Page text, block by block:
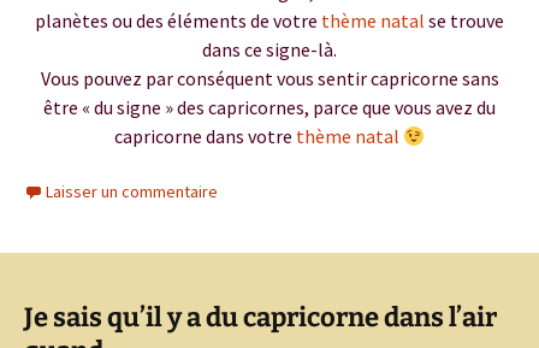
planètes ou des éléments de votre thème natal se trouve
dans ce signe-là.
Vous pouvez par conséquent vous sentir capricorne sans
être « du signe » des capricornes, parce que vous avez du
capricorne dans votre thème natal
Laisser un commentaire
Je sais qu’il y a du capricorne dans l’air